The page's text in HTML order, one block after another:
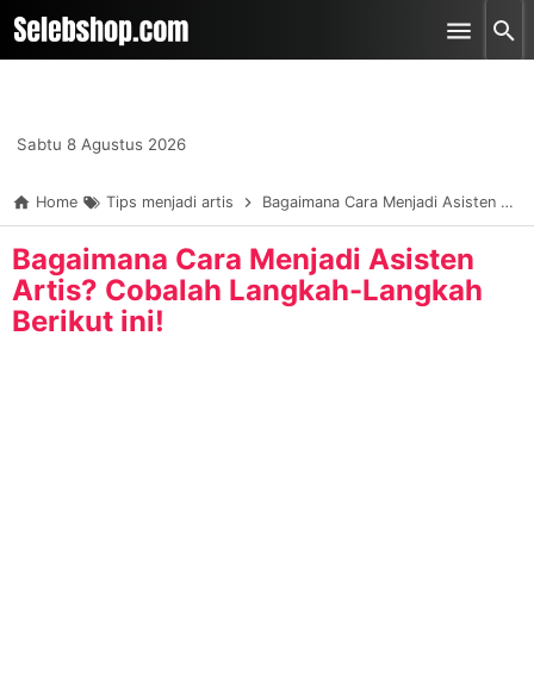
-->
Skip to main content
Sabtu 8 Agustus 2026
Home Tips menjadi artis Bagaimana Cara Menjadi Asisten Artis? Cobalah Langkah-Langkah Berikut ini!
Bagaimana Cara Menjadi Asisten
Artis? Cobalah Langkah-Langkah
Berikut ini!